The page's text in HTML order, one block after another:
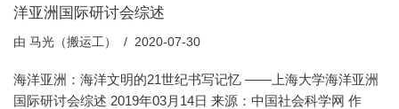
洋亚洲国际研讨会综述
由 马光（搬运工） 2020-07-30
海洋亚洲：海洋文明的21世纪书写记忆 ——上海大学海洋亚洲
国际研讨会综述 2019年03月14日 来源：中国社会科学网 作